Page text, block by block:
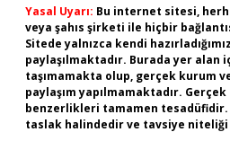
Yasal Uyarı: Bu internet sitesi,
veya şahıs şirketi ile hiçbir
Sitede yalnızca kendi
paylaşılmaktadır. Burada yer
taşımamakta olup, gerçek kurum
paylaşım yapılmamaktadır.
benzerlikleri tamamen
taslak halindedir ve tavsiye niteliği